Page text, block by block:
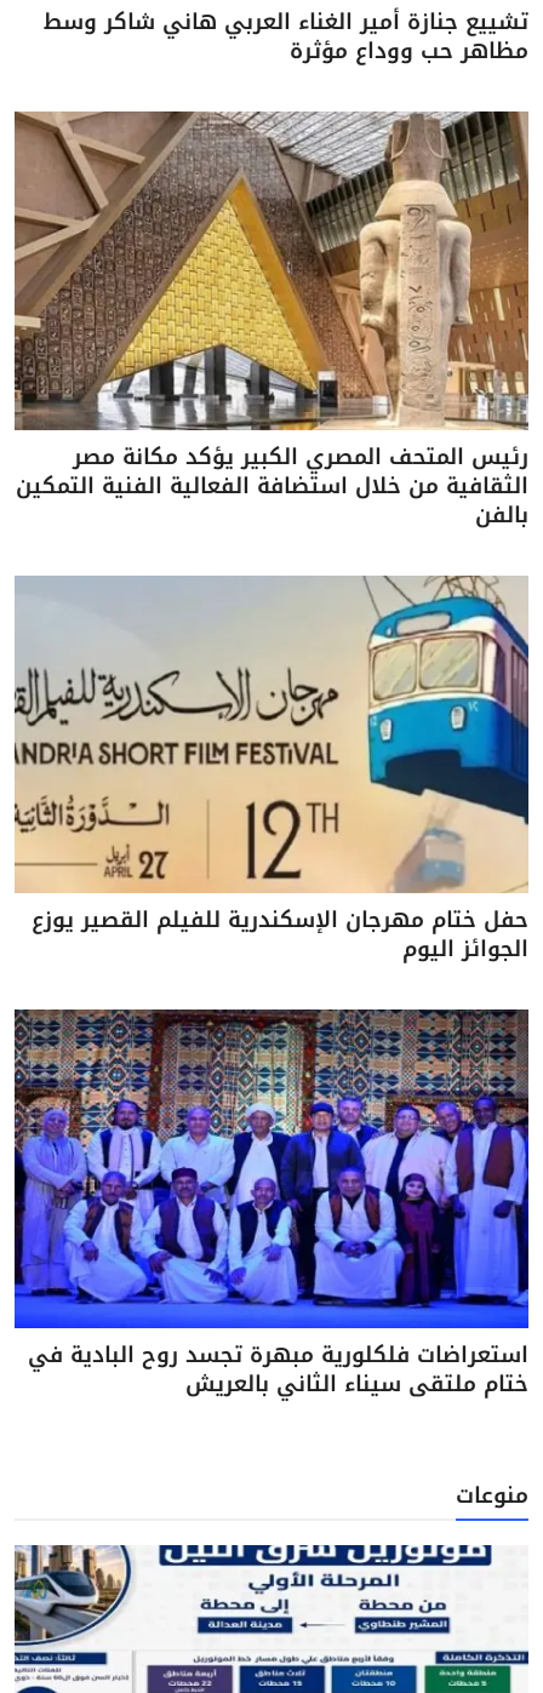
تشييع جنازة أمير الغناء العربي هاني شاكر وسط
مظاهر حب ووداع مؤثرة
رئيس المتحف المصري الكبير يؤكد مكانة مصر
الثقافية من خلال استضافة الفعالية الفنية التمكين
بالفن
حفل ختام مهرجان الإسكندرية للفيلم القصير يوزع
الجوائز اليوم
استعراضات فلكلورية مبهرة تجسد روح البادية في
ختام ملتقى سيناء الثاني بالعريش
منوعات